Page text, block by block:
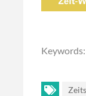
Keywords: